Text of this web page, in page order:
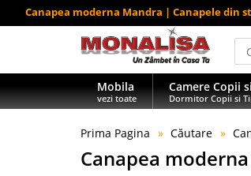
Canapea moderna Mandra | Canapele din
Mobila
vezi toate
Camere Copii
Dormitor Copii si
Prima Pagina Căutare
Canapea